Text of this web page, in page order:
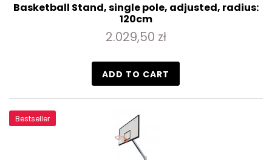
Basketball Stand, single pole, adjusted, radius:
120cm
2.029,50 zł
ADD TO CART
Bestseller